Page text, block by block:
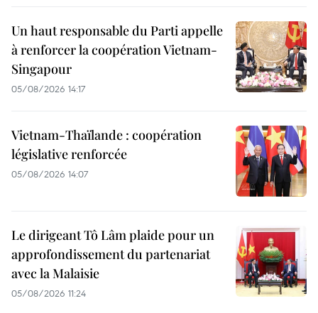
Un haut responsable du Parti appelle
à renforcer la coopération Vietnam-
Singapour
05/08/2026 14:17
Vietnam-Thaïlande : coopération
législative renforcée
05/08/2026 14:07
Le dirigeant Tô Lâm plaide pour un
approfondissement du partenariat
avec la Malaisie
05/08/2026 11:24